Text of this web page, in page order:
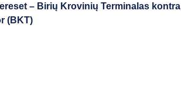
– Birių Krovinių Terminalas kontra
(BKT)